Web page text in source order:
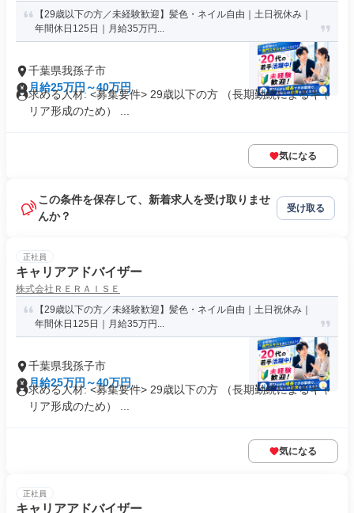
【29歳以下の方／未経験歓迎】髪色・ネイル自由｜土日祝休み｜
年間休日125日｜月給35万円...
千葉県我孫子市
月給25万円～40万円
求める人材: <募集要件> 29歳以下の方 （長期勤続によるキャ
リア形成のため） ...
気になる
この条件を保存して、新着求人を受け取りませ
んか？
受け取る
正社員
キャリアアドバイザー
株式会社ＲＥＲＡＩＳＥ
【29歳以下の方／未経験歓迎】髪色・ネイル自由｜土日祝休み｜
年間休日125日｜月給35万円...
千葉県我孫子市
月給25万円～40万円
求める人材: <募集要件> 29歳以下の方 （長期勤続によるキャ
リア形成のため） ...
気になる
正社員
キャリアアドバイザー